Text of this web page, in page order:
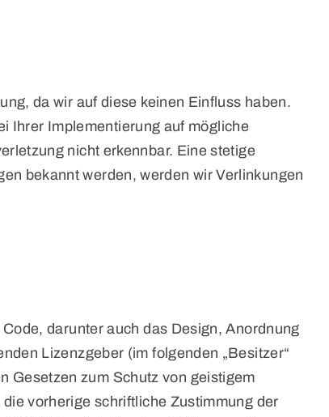
da wir auf diese keinen Einfluss haben.
Ihrer Implementierung auf mögliche
nicht erkennbar. Eine stetige
bekannt werden, werden wir Verlinkungen
darunter auch das Design, Anordnung
Lizenzgeber (im folgenden „Besitzer“
Gesetzen zum Schutz von geistigem
vorherige schriftliche Zustimmung der